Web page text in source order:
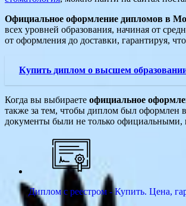
Официальное оформление дипломов в
всех уровней образования, начиная от
от оформления до доставки, гарантируя,
Купить диплом о высшем
Когда вы выбираете официальное
также за тем, чтобы диплом был оформлен
документы были не только официальными,
Диплом с реестром - Купить. Цена,